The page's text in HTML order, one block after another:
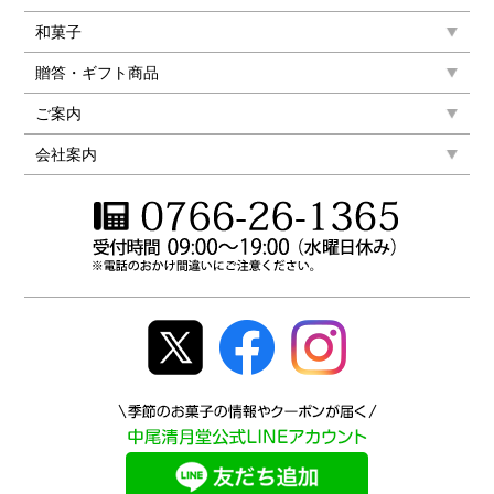
和菓子
贈答・ギフト商品
ご案内
会社案内